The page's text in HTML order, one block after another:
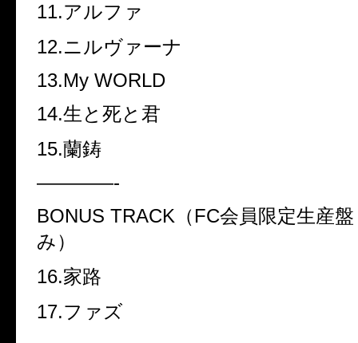
11.アルファ
12.ニルヴァーナ
13.My WORLD
14.生と死と君
15.蘭鋳
————-
BONUS TRACK （FC会員限定生産
み）
16.家路
17.ファズ